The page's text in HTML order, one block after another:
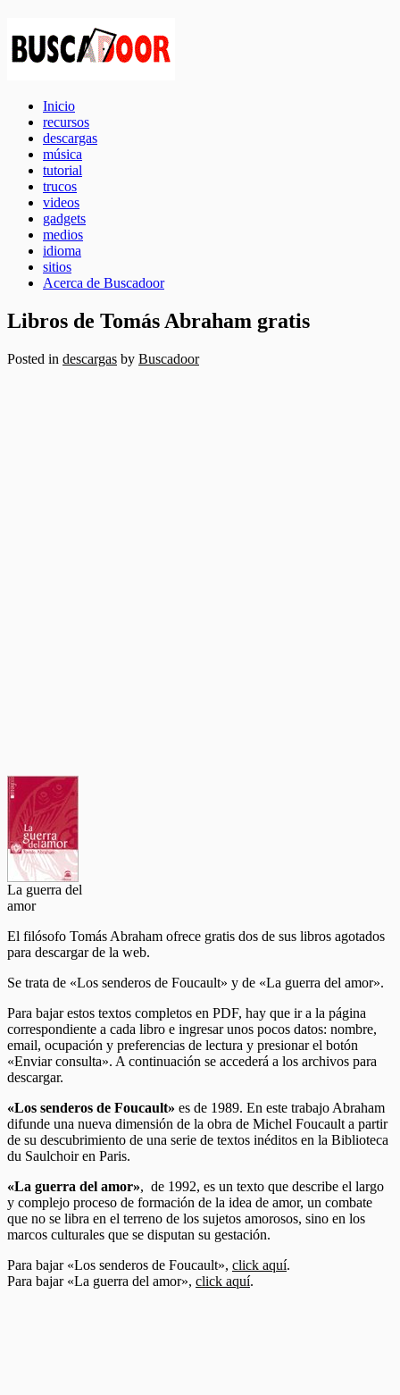
Inicio
recursos
descargas
música
tutorial
trucos
videos
gadgets
medios
idioma
sitios
Acerca de Buscadoor
Libros de Tomás Abraham gratis
Posted in descargas by Buscadoor
La guerra del
amor
El filósofo Tomás Abraham ofrece gratis dos de sus libros agotados
para descargar de la web.
Se trata de «Los senderos de Foucault» y de «La guerra del amor».
Para bajar estos textos completos en PDF, hay que ir a la página
correspondiente a cada libro e ingresar unos pocos datos: nombre,
email, ocupación y preferencias de lectura y presionar el botón
«Enviar consulta». A continuación se accederá a los archivos para
descargar.
«Los senderos de Foucault» es de 1989. En este trabajo Abraham
difunde una nueva dimensión de la obra de Michel Foucault a partir
de su descubrimiento de una serie de textos inéditos en la Biblioteca
du Saulchoir en Paris.
«La guerra del amor», de 1992, es un texto que describe el largo
y complejo proceso de formación de la idea de amor, un combate
que no se libra en el terreno de los sujetos amorosos, sino en los
marcos culturales que se disputan su gestación.
Para bajar «Los senderos de Foucault», click aquí.
Para bajar «La guerra del amor», click aquí.